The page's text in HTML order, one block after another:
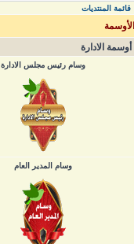
قائمة المنتديات
الأوسمة
أوسمة الادارة
وسام رئيس مجلس الادارة
وسام المدير العام